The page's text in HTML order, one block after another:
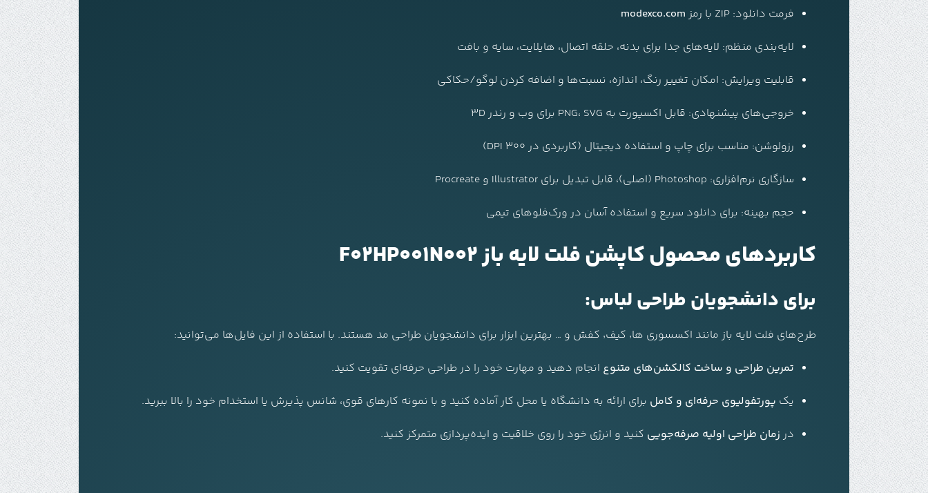
فرمت دانلود:
modexco.com
لایه‌بندی منظم: لایه‌های جدا برای بدنه، حلقه اتصال، هایلایت، سایه و بافت
قابلیت ویرایش: امکان تغییر رنگ، اندازه، نسبت‌ها و اضافه کردن لوگو/حکاکی
خروجی‌های پیشنهادی: قابل اکسپورت به PNG، SVG برای وب و رندر 3D
رزولوشن: مناسب برای چاپ و استفاده دیجیتال (کاربردی در 300 DPI)
سازگاری نرم‌افزاری: Photoshop (اصلی)، قابل تبدیل برای Illustrator و Procreate
حجم بهینه: برای دانلود سریع و استفاده آسان در ورک‌فلوهای تیمی
کاربردهای محصول کاپشن فلت لایه باز F02HP001N002
برای دانشجویان طراحی لباس:
طرح‌های فلت لایه باز مانند اکسسوری ها٬ کیف٬ کفش و … بهترین ابزار برای دانشجویان طراحی مد هستند. با استفاده از این فایل‌ها می‌توانید:
تمرین طراحی و ساخت کالکشن‌های متنوع انجام دهید و مهارت خود را در طراحی حرفه‌ای تقویت کنید.
یک پورتفولیوی حرفه‌ای و کامل برای ارائه به دانشگاه یا محل کار آماده کنید و با نمونه کارهای قوی، شانس پذیرش یا استخدام خود را بالا ببرید.
در زمان طراحی اولیه صرفه‌جویی کنید و انرژی خود را روی خلاقیت و ایده‌پردازی متمرکز کنید.